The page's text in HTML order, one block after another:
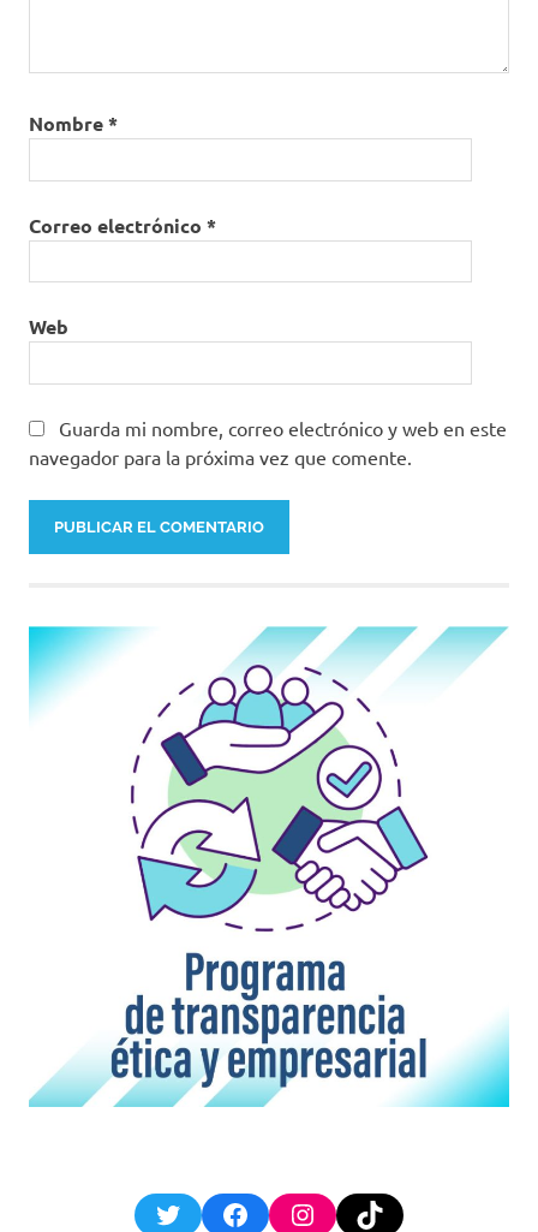
Nombre*
Correo electrónico *
Web
Guarda mi nombre, correo electrónico y web en este
navegador para la próxima vez que comente.
TwitterFacebookInstagram
TikTok